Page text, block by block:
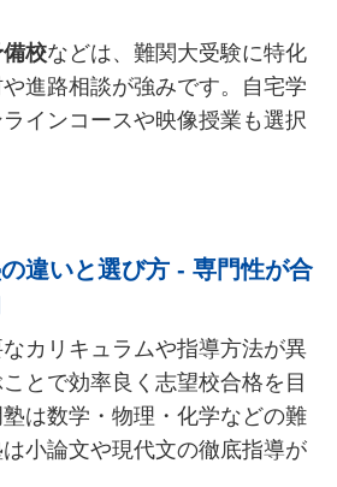
校などは、難関大受験に特化
進路相談が強みです。自宅学
インコースや映像授業も選択
違いと選び方 - 専門性が合
カリキュラムや指導方法が異
とで効率良く志望校合格を目
は数学・物理・化学などの難
小論文や現代文の徹底指導が